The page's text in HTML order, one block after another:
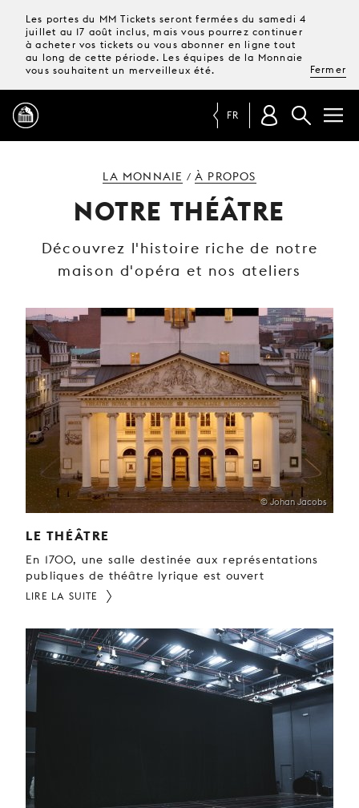
Les portes du MM Tickets seront fermées du samedi 4
juillet au 17 août inclus, mais vous pourrez continuer
à acheter vos tickets ou vous abonner en ligne tout
au long de cette période. Les équipes de la Monnaie
vous souhaitent un merveilleux été.
Fermer
MAGAZINE
TICKETS &
VOTRE
JEUNE
PUBLIC
LA
MONNAIE
NOUS
SOUTENIR
FR
LA MONNAIE / À PROPOS
NOTRE THÉÂTRE
Découvrez l'histoire riche de notre
maison d'opéra et nos ateliers
© Johan Jacobs
LE THÉÂTRE
En 1700, une salle destinée aux représentations
publiques de théâtre lyrique est ouvert
LIRE LA SUITE